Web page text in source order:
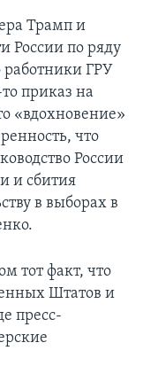
Трамп и
России по ряду
ГРУ
приказ на
«вдохновение»
что
России
и сбития
в выборах в
тот факт, что
Штатов и
пресс-